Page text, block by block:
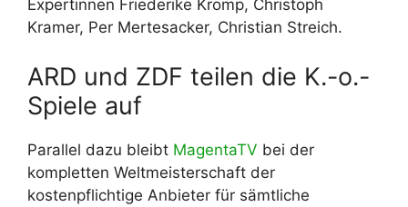
Expertinnen Friederike Kromp, Christoph
Kramer, Per Mertesacker, Christian Streich.
ARD und ZDF teilen die K.-o.-
Spiele auf
Parallel dazu bleibt MagentaTV bei der
kompletten Weltmeisterschaft der
kostenpflichtige Anbieter für sämtliche